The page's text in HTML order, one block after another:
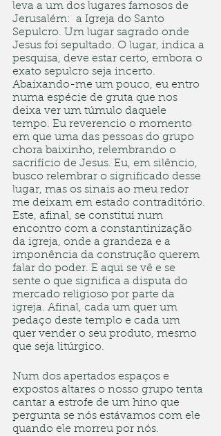
leva a um dos lugares famosos de
Jerusalém:  a Igreja do Santo
Sepulcro. Um lugar sagrado onde
Jesus foi sepultado. O lugar, indica a
pesquisa, deve estar certo, embora o
exato sepulcro seja incerto.
Abaixando-me um pouco, eu entro
numa espécie de gruta que nos
deixa ver um túmulo daquele
tempo. Eu reverencio o momento
em que uma das pessoas do grupo
chora baixinho, relembrando o
sacrifício de Jesus. Eu, em silêncio,
busco relembrar o significado desse
lugar, mas os sinais ao meu redor
me deixam em estado contraditório.
Este, afinal, se constitui num
encontro com a constantinização
da igreja, onde a grandeza e a
imponência da construção querem
falar do poder. E aqui se vê e se
sente o que significa a disputa do
mercado religioso por parte da
igreja. Afinal, cada um quer um
pedaço deste templo e cada um
quer vender o seu produto, mesmo
que seja litúrgico.
Num dos apertados espaços e
expostos altares o nosso grupo tenta
cantar a estrofe de um hino que
pergunta se nós estávamos com ele
quando ele morreu por nós.